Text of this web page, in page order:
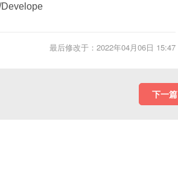
最后修改于：2022年04月06日 15:47
下一篇